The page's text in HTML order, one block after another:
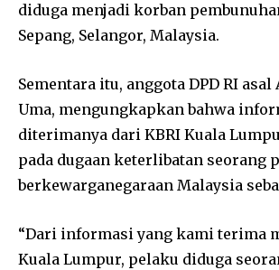
diduga menjadi korban
Sepang, Selangor, Malaysia.
Sementara itu, anggota DPD RI asal
Uma, mengungkapkan bahwa
diterimanya dari KBRI Kuala
pada dugaan keterlibatan seorang
berkewarganegaraan Malaysia
“Dari informasi yang kami terima
Kuala Lumpur, pelaku diduga